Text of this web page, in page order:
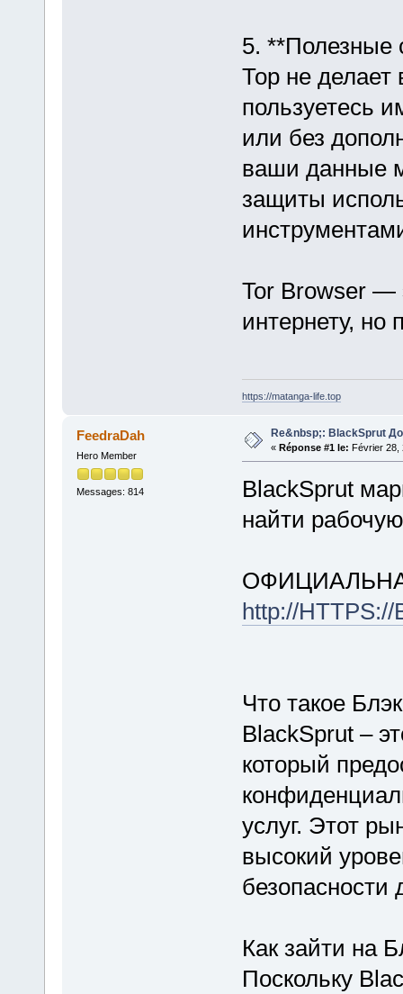
5. **Полезные
Тор не
пользуетесь
или без
ваши данные
защиты
Tor Browser —
интернету, но
https://matanga-life.top
FeedraDah
Hero Member
Messages: 814
Re&nbsp;: BlackSprut
« Réponse #1 le: Février 28,
BlackSprut
найти
http://HTTPS://
Что такое
BlackSprut –
который
услуг. Этот
высокий
безопасности
Как зайти на
Поскольку